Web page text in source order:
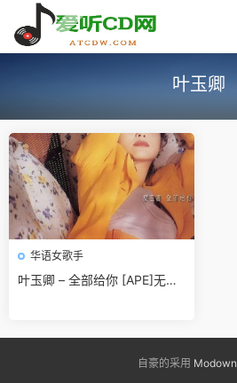
叶玉卿
华语女歌手
叶玉卿 – 全部给你 [APE]无损
自豪的采用 Modown